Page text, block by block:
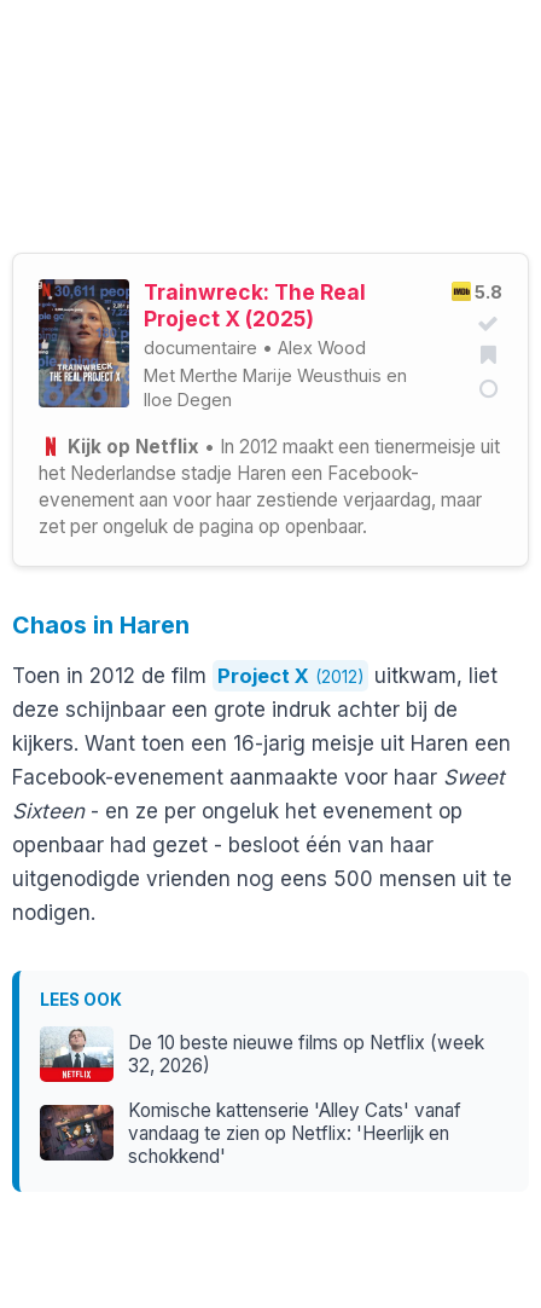
5.8
Trainwreck: The Real
Project X (2025)
documentaire • Alex Wood
Met Merthe Marije Weusthuis en
Iloe Degen
Kijk op Netflix • In 2012 maakt een tienermeisje uit
het Nederlandse stadje Haren een Facebook-
evenement aan voor haar zestiende verjaardag, maar
zet per ongeluk de pagina op openbaar.
Chaos in Haren
Toen in 2012 de film Project X (2012)
uitkwam, liet
deze schijnbaar een grote indruk achter bij de
kijkers. Want toen een 16-jarig meisje uit Haren een
Facebook-evenement aanmaakte voor haar Sweet
Sixteen- en ze per ongeluk het evenement op
openbaar had gezet - besloot één van haar
uitgenodigde vrienden nog eens 500 mensen uit te
nodigen.
LEES OOK
De 10 beste nieuwe films op Netflix (week
32, 2026)
Komische kattenserie 'Alley Cats' vanaf
vandaag te zien op Netflix: 'Heerlijk en
schokkend'